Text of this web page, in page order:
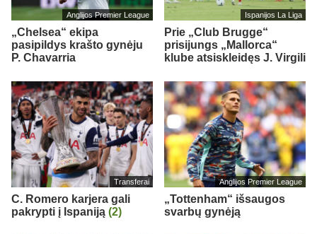
Anglijos Premier League
„Chelsea“ ekipa
pasipildys krašto gynėju
P. Chavarria
Ispanijos La Liga
Prie „Club Brugge“
prisijungs „Mallorca“
klube atsiskleidęs J. Virgili
Transferai
C. Romero karjera gali
pakrypti į Ispaniją (2)
Anglijos Premier League
„Tottenham“ išsaugos
svarbų gynėją